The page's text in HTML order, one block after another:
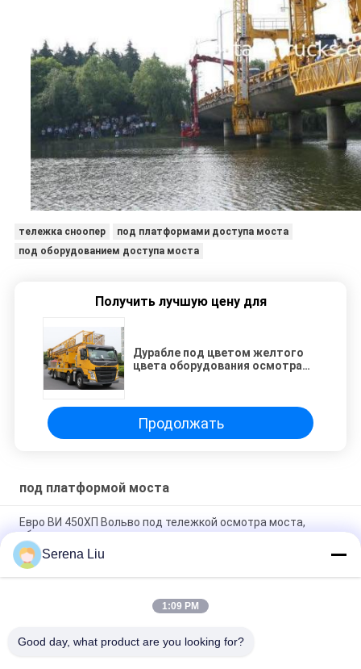
тележка сноопер
под платформами доступа моста
под оборудованием доступа моста
Получить лучшую цену для
Дурабле под цветом желтого
цвета оборудования осмотра
Продолжать
под платформой моста
Евро ВИ 450ХП Вольво под тележкой осмотра моста,
оборудованием осмотра моста
22 m под рабочей платформой оборудования доступа
Insepction моста с хорошим Perfermance
нагрузка установленная тележкой Ундербридге 209ХП 15м
Serena Liu
1:09 PM
Good day, what product are you looking for?